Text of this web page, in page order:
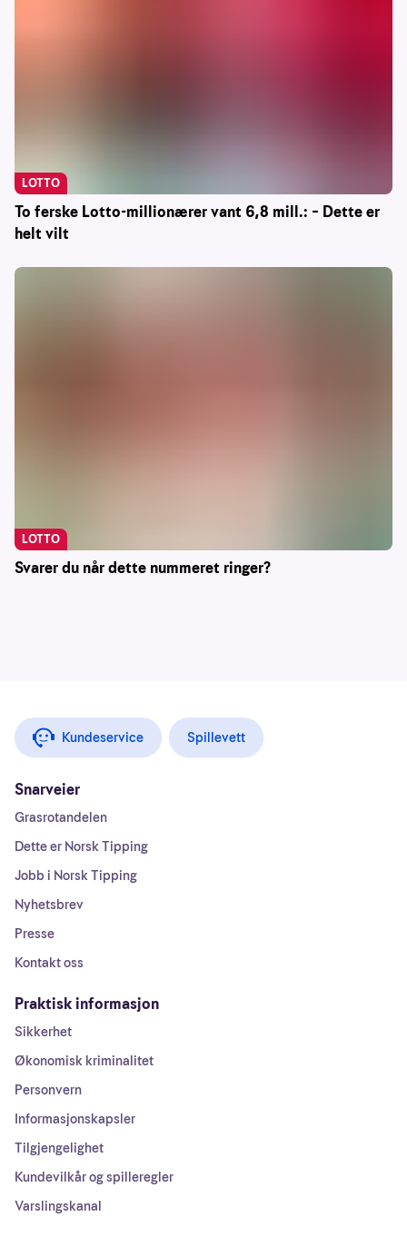
To ferske Lotto-millionærer vant 6,8 mill.: – Dette er
helt vilt
LOTTO
Svarer du når dette nummeret ringer?
LOTTO
Kundeservice Spillevett
Snarveier
Grasrotandelen
Dette er Norsk Tipping
Jobb i Norsk Tipping
Nyhetsbrev
Presse
Kontakt oss
Praktisk informasjon
Sikkerhet
Økonomisk kriminalitet
Personvern
Informasjonskapsler
Tilgjengelighet
Kundevilkår og spilleregler
Varslingskanal